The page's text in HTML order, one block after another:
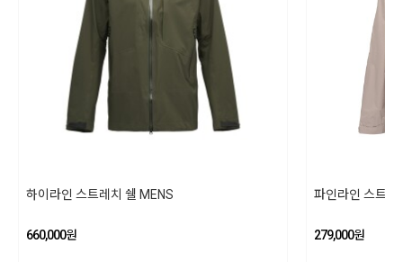
PFAS 프리 DWR 마감
20,000mm 방수 등급
완전 심실링 처리
슬림한 YKK Conceal® 전면 지퍼
블랙다이아몬드/ 수입자 (주)블랙다이아몬드 코리아
세탁방법 및 취급시 주의사항
그늘에서 말려주십시오. 다림질은 하시면 안되고, 표백제 강력(효소) 세제 및 섬
하이라인 스트레치 쉘 MENS
660,000원
파인라인 스트레
279,000원